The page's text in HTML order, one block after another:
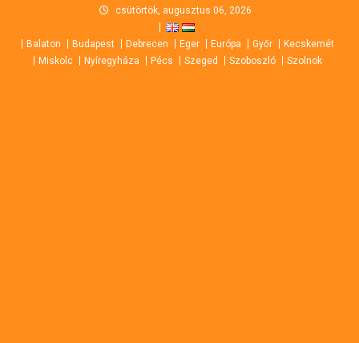
content
csütörtök, augusztus 06, 2026
Balaton Budapest Debrecen Eger Európa Győr
Kecskemét
Miskolc
Nyíregyháza Pécs Szeged Szoboszló Szolnok